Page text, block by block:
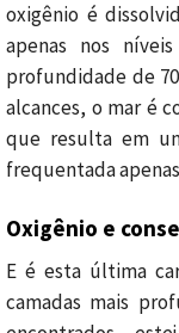
oxigênio é
apenas nos
profundidade de
alcances, o mar é
que resulta em
frequentada
Oxigênio e
E é esta última
camadas mais